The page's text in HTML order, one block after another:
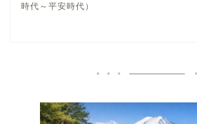
時代～平安時代）